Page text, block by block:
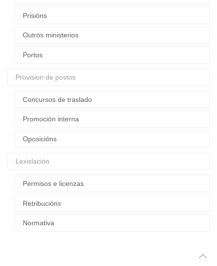
Prisións
Outros ministerios
Portos
Provision de postos
Concursos de traslado
Promoción interna
Oposicións
Lexislación
Permisos e licenzas
Retribucións
Normativa